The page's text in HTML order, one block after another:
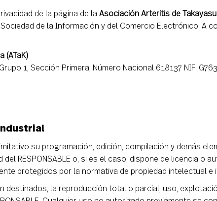
de la página de la Asociación Arteritis de Takayasu
de la Información y del Comercio Electrónico. A
(ATaK)
1, Sección Primera, Número Nacional 618137 NIF:
su programación, edición, compilación y demás
RESPONSABLE o, si es el caso, dispone de licencia o
protegidos por la normativa de propiedad intelectual e
destinados, la reproducción total o parcial, uso,